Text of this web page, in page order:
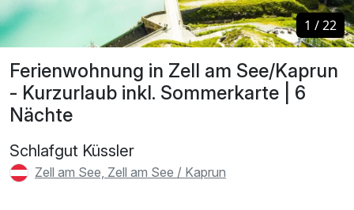
Ferienwohnung in Zell am See/Kaprun
- Kurzurlaub inkl. Sommerkarte | 6
Nächte
Schlafgut Küssler
Zell am See, Zell am See / Kaprun
1 /22
1 /22